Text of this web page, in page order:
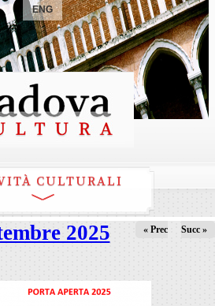
ENG
CULTURALI
2025 « Prec Succ »